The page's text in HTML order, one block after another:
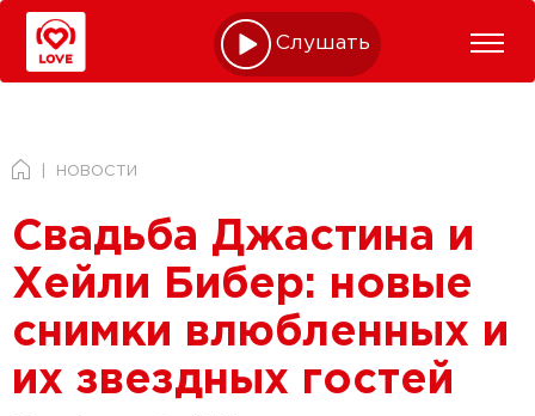
Слушать online
НОВОСТИ
Свадьба Джастина и
Хейли Бибер: новые
снимки влюбленных и
их звездных гостей